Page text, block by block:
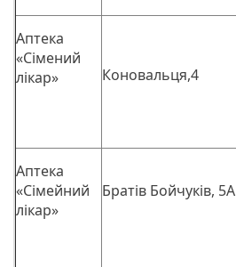
Аптека
«Сімений
лікар»
Коновальця,4
Аптека
«Сімейний
лікар»
Братів Бойчуків, 5А